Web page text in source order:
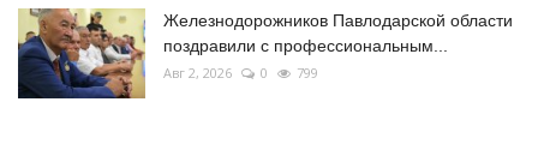
Железнодорожников Павлодарской области
поздравили с профессиональным...
Авг 2, 2026 0 799